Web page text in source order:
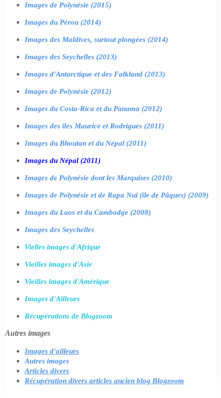
Images de Polynésie (2015)
Images du Pérou (2014)
Images des Maldives, surtout plongées (2014)
Images des Seychelles (2013)
Images d'Antarctique et des Falkland (2013)
Images de Polynésie (2012)
Images du Costa-Rica et du Panama (2012)
Images des îles Maurice et Rodrigues (2011)
Images du Bhoutan et du Népal (2011)
Images du Népal (2011)
Images de Polynésie dont les Marquises (2010)
Images de Polynésie et de Rapa Nui (île de Pâques) (2009)
Images du Laos et du Cambodge (2008)
Images des Seychelles
Vielles images d'Afrique
Vieilles images d'Asie
Vieilles images d'Amérique
Images d'Ailleurs
Récupérations de Blogzoom
Autres images
Images d'ailleurs
Autres images
Articles divers
Récupération divers articles ancien blog Blogzoom